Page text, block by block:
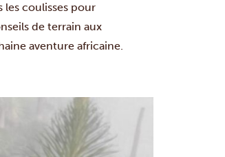
coulisses pour
de terrain aux
aventure africaine.